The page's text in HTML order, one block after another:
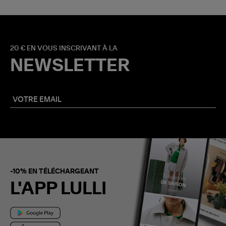
20 € EN VOUS INSCRIVANT À LA
NEWSLETTER
-10% EN TÉLÉCHARGEANT
L'APP LULLI